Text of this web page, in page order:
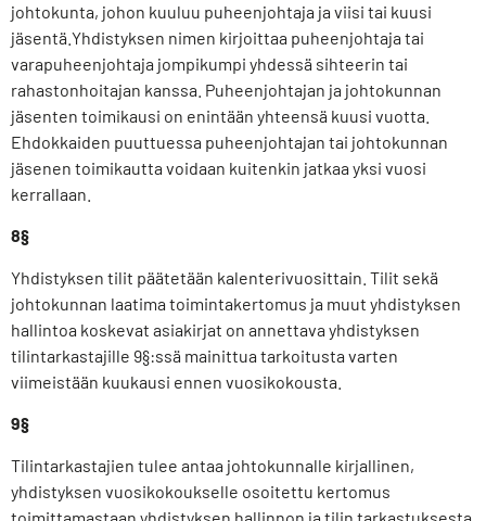
johtokunta, johon kuuluu puheenjohtaja ja viisi tai kuusi
jäsentä.Yhdistyksen nimen kirjoittaa puheenjohtaja tai
varapuheenjohtaja jompikumpi yhdessä sihteerin tai
rahastonhoitajan kanssa. Puheenjohtajan ja johtokunnan
jäsenten toimikausi on enintään yhteensä kuusi vuotta.
Ehdokkaiden puuttuessa puheenjohtajan tai johtokunnan
jäsenen toimikautta voidaan kuitenkin jatkaa yksi vuosi
kerrallaan.
8§
Yhdistyksen tilit päätetään kalenterivuosittain. Tilit sekä
johtokunnan laatima toimintakertomus ja muut yhdistyksen
hallintoa koskevat asiakirjat on annettava yhdistyksen
tilintarkastajille 9§:ssä mainittua tarkoitusta varten
viimeistään kuukausi ennen vuosikokousta.
9§
Tilintarkastajien tulee antaa johtokunnalle kirjallinen,
yhdistyksen vuosikokoukselle osoitettu kertomus
toimittamastaan yhdistyksen hallinnon ja tilin tarkastuksesta